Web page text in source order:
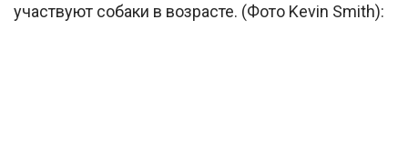
участвуют собаки в возрасте. (Фото Kevin Smith):